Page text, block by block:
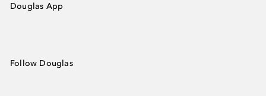
Douglas App
Follow Douglas